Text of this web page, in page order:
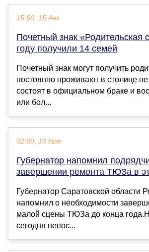
15:50, 15 Авг
Почетный знак «Родительская
году получили 14 семей
Почетный знак могут получить
постоянно проживают в столице
состоят в официальном браке и
или бол...
02:00, 10 Ноя
Губернатор напомнил
завершении ремонта ТЮЗа в
Губернатор Саратовской области
напомнил о необходимости
малой сцены ТЮЗа до конца
сегодня непос...